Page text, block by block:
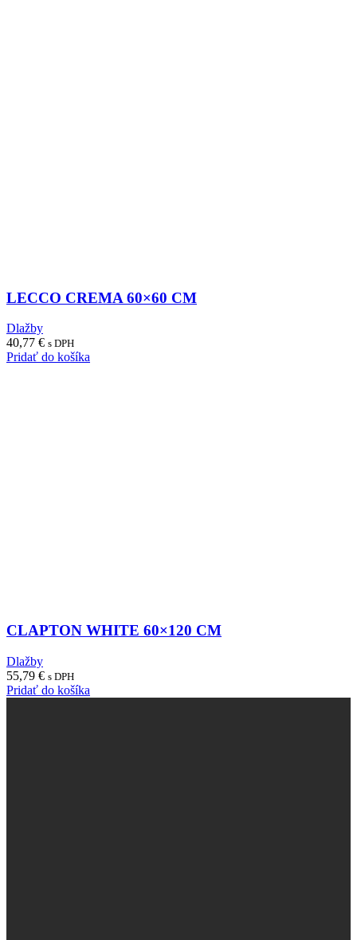
LECCO CREMA 60×60 CM
Dlažby
40,77 € s DPH
Pridať do košíka
CLAPTON WHITE 60×120 CM
Dlažby
55,79 € s DPH
Pridať do košíka